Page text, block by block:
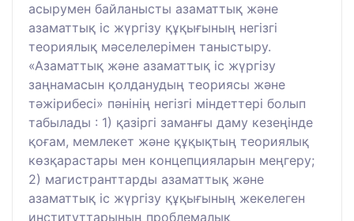
асырумен байланысты азаматтық және
азаматтық іс жүргізу құқығының негізгі
теориялық мәселелерімен таныстыру.
«Азаматтық және азаматтық іс жүргізу
заңнамасын қолданудың теориясы және
тәжірибесі» пәнінің негізгі міндеттері болып
табылады : 1) қазіргі заманғы даму кезеңінде
қоғам, мемлекет және құқықтың теориялық
көзқарастары мен концепцияларын меңгеру;
2) магистранттарды азаматтық және
азаматтық іс жүргізу құқығының жекелеген
институттарының проблемалық